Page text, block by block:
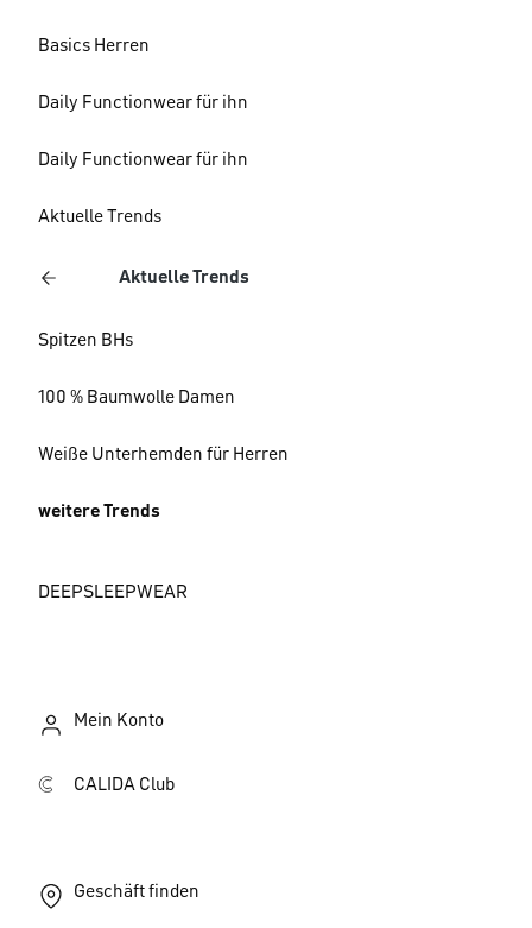
Basics Herren
Daily Functionwear für ihn
Daily Functionwear für ihn
Aktuelle Trends
Aktuelle Trends
Spitzen BHs
100 % Baumwolle Damen
Weiße Unterhemden für Herren
weitere Trends
DEEPSLEEPWEAR
Mein Konto
CALIDA Club
Geschäft finden